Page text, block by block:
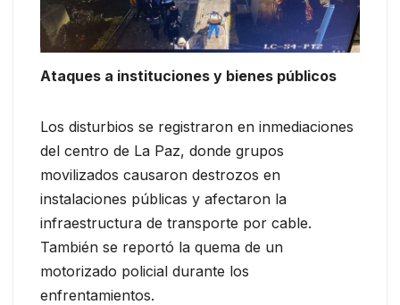
Ataques a instituciones y bienes públicos
Los disturbios se registraron en inmediaciones
del centro de La Paz, donde grupos
movilizados causaron destrozos en
instalaciones públicas y afectaron la
infraestructura de transporte por cable.
También se reportó la quema de un
motorizado policial durante los
enfrentamientos.